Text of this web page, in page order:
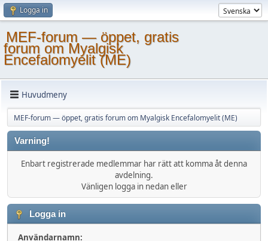
Logga in
MEF-forum — öppet, gratis
forum om Myalgisk
Encefalomyelit (ME)
Huvudmeny
MEF-forum — öppet, gratis forum om Myalgisk Encefalomyelit (ME)
Varning!
Enbart registrerade medlemmar har rätt att komma åt denna
avdelning.
Vänligen logga in nedan eller
Logga in
Användarnamn: